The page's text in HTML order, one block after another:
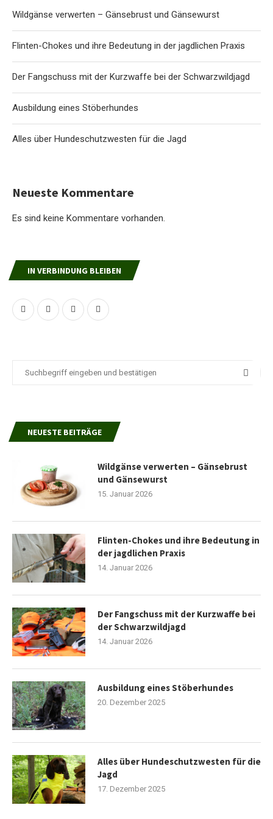
Wildgänse verwerten – Gänsebrust und Gänsewurst
Flinten-Chokes und ihre Bedeutung in der jagdlichen Praxis
Der Fangschuss mit der Kurzwaffe bei der Schwarzwildjagd
Ausbildung eines Stöberhundes
Alles über Hundeschutzwesten für die Jagd
Neueste Kommentare
Es sind keine Kommentare vorhanden.
IN VERBINDUNG BLEIBEN
NEUESTE BEITRÄGE
Wildgänse verwerten – Gänsebrust
und Gänsewurst
15. Januar 2026
Flinten-Chokes und ihre Bedeutung in
der jagdlichen Praxis
14. Januar 2026
Der Fangschuss mit der Kurzwaffe bei
der Schwarzwildjagd
14. Januar 2026
Ausbildung eines Stöberhundes
20. Dezember 2025
Alles über Hundeschutzwesten für die
Jagd
17. Dezember 2025